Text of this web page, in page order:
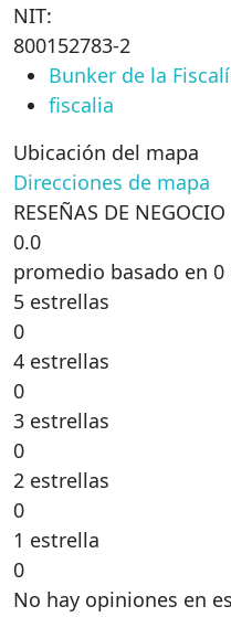
NIT:
800152783-2
Bunker de la
fiscalia
Ubicación del mapa
Direcciones de mapa
RESEÑAS DE NEGOCIO
0.0
promedio basado en
5 estrellas
0
4 estrellas
0
3 estrellas
0
2 estrellas
0
1 estrella
0
No hay opiniones en